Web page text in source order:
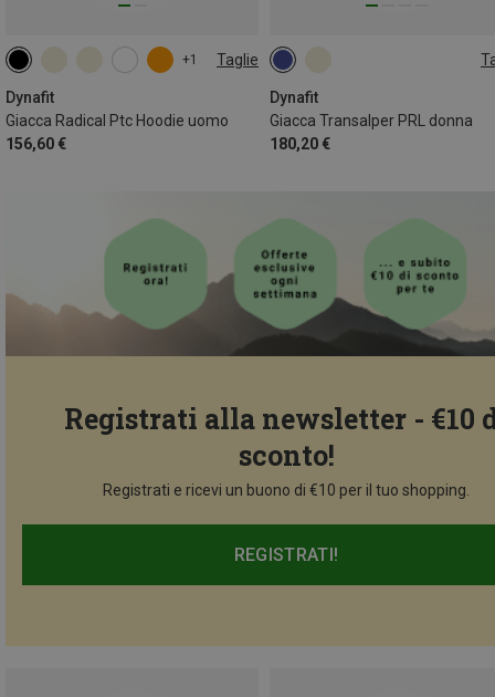
+1 Taglie
Dynafit
Giacca Radical Ptc Hoodie uomo
156,60 €
S XL XXL
Dynafit
Giacca Transalper PRL donna
180,20 €
S
Registrati alla newsletter - €10
sconto!
Registrati e ricevi un buono di €10 per il tuo shopping.
REGISTRATI!